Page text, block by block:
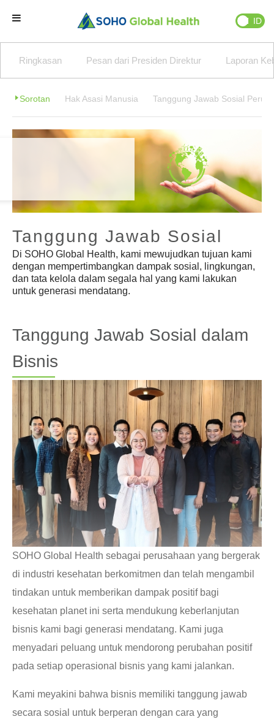
EN ID
Beranda
Brand Kami
Partner Kami
Tentang Kami
Natural Wellness
Berita
Keberlanjutan
Hubungi Kami
Profesional Kesehatan
Karir
Ringkasan Pesan dari Presiden Direktur Laporan
Sorotan Hak Asasi Manusia Tanggung Jawab Sosial
Tanggung Jawab Sosial
Di SOHO Global Health, kami mewujudkan tujuan kami
dengan mempertimbangkan dampak sosial, lingkungan,
dan tata kelola dalam segala hal yang kami lakukan
untuk generasi mendatang.
Tanggung Jawab Sosial dalam
Bisnis
SOHO Global Health sebagai perusahaan yang bergerak
di industri kesehatan berkomitmen dan telah mengambil
tindakan untuk memberikan dampak positif bagi
kesehatan planet ini serta mendukung keberlanjutan
bisnis kami bagi generasi mendatang. Kami juga
menyadari peluang untuk mendorong perubahan positif
pada setiap operasional bisnis yang kami jalankan.
Kami meyakini bahwa bisnis memiliki tanggung jawab
secara sosial untuk berperan dengan cara yang